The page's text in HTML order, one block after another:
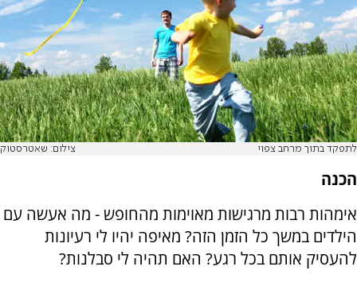
לתפקד בתוך מרחב צפוי צילום: שאטרסטוק
הכנה
אימהות רבות מרגישות מאוימות מהחופש - מה אעשה עם
הילדים במשך כל הזמן הזה? מאיפה יהיו לי רעיונות
להעסיק אותם בכל רגע? האם תהיה לי סבלנות?